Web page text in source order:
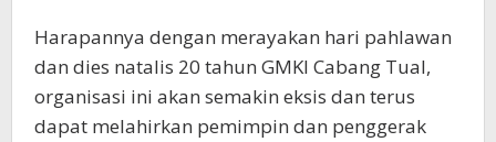
Harapannya dengan merayakan hari pahlawan
dan dies natalis 20 tahun GMKI Cabang Tual,
organisasi ini akan semakin eksis dan terus
dapat melahirkan pemimpin dan penggerak